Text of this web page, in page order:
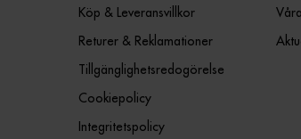
Köp & Leveransvillkor
Returer & Reklamationer
Tillgänglighetsredogörelse
Cookiepolicy
Integritetspolicy